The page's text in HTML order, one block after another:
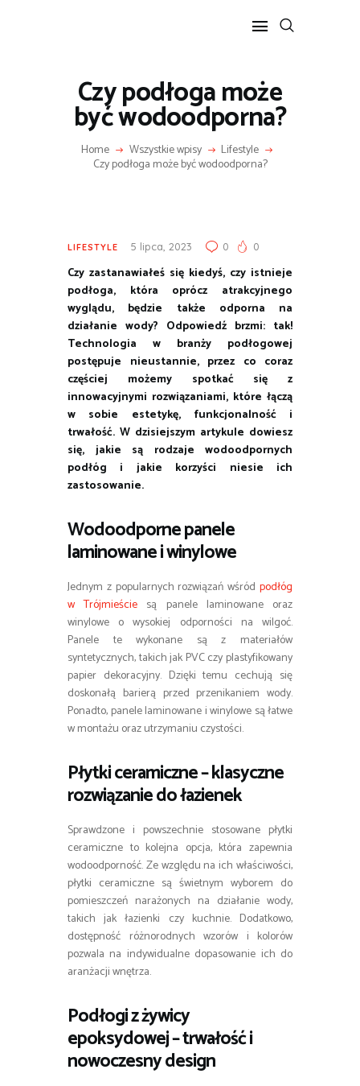
Czy podłoga może
być wodoodporna?
Home Wszystkie wpisy Lifestyle
Czy podłoga może być wodoodporna?
POPULARNE
BIZNES I FINANSE
IT I TECHNOLOGIE
LIFESTYLE
LIFESTYLE 5 lipca, 2023 0 0
Czy zastanawiałeś się kiedyś, czy istnieje
podłoga, która oprócz atrakcyjnego
wyglądu, będzie także odporna na
działanie wody? Odpowiedź brzmi: tak!
Technologia w branży podłogowej
postępuje nieustannie, przez co coraz
częściej możemy spotkać się z
innowacyjnymi rozwiązaniami, które łączą
w sobie estetykę, funkcjonalność i
trwałość. W dzisiejszym artykule dowiesz
się, jakie są rodzaje wodoodpornych
podłóg i jakie korzyści niesie ich
zastosowanie.
Wodoodporne panele
laminowane i winylowe
Jednym z popularnych rozwiązań wśród podłóg
w Trójmieście są panele laminowane oraz
winylowe o wysokiej odporności na wilgoć.
Panele te wykonane są z materiałów
syntetycznych, takich jak PVC czy plastyfikowany
papier dekoracyjny. Dzięki temu cechują się
doskonałą barierą przed przenikaniem wody.
Ponadto, panele laminowane i winylowe są łatwe
w montażu oraz utrzymaniu czystości.
Płytki ceramiczne – klasyczne
rozwiązanie do łazienek
Sprawdzone i powszechnie stosowane płytki
ceramiczne to kolejna opcja, która zapewnia
wodoodporność. Ze względu na ich właściwości,
płytki ceramiczne są świetnym wyborem do
pomieszczeń narażonych na działanie wody,
takich jak łazienki czy kuchnie. Dodatkowo,
dostępność różnorodnych wzorów i kolorów
pozwala na indywidualne dopasowanie ich do
aranżacji wnętrza.
Podłogi z żywicy
epoksydowej – trwałość i
nowoczesny design